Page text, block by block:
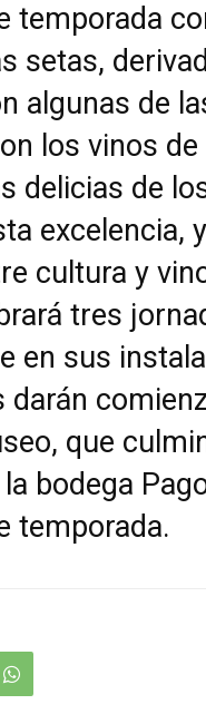
temporada
setas,
algunas de
los vinos
delicias de
excelencia,
cultura y
tres
en sus
darán
que
la bodega
temporada.